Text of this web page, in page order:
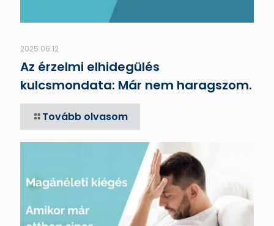
2025.06.12.
Az érzelmi elhidegülés
kulcsmondata: Már nem haragszom.
Tovább olvasom